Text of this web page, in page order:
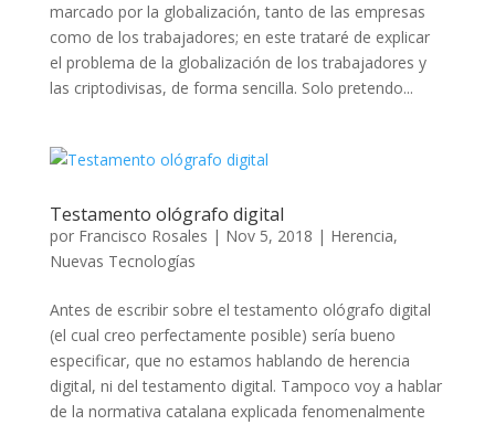
marcado por la globalización, tanto de las empresas
como de los trabajadores; en este trataré de explicar
el problema de la globalización de los trabajadores y
las criptodivisas, de forma sencilla. Solo pretendo...
Testamento ológrafo digital
por Francisco Rosales | Nov 5, 2018 | Herencia,
Nuevas Tecnologías
Antes de escribir sobre el testamento ológrafo digital
(el cual creo perfectamente posible) sería bueno
especificar, que no estamos hablando de herencia
digital, ni del testamento digital. Tampoco voy a hablar
de la normativa catalana explicada fenomenalmente